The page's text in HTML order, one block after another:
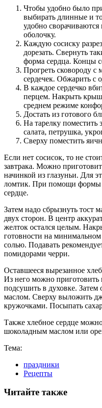
Чтобы удобно было
выбирать длинные и
удобно
оболочку.
Каждую сосиску
дорезать. Свернуть
форма сердца. Концы
Прогреть сковороду с
сердечек. Обжарить с
В каждое сердечко
перцем. Накрыть
среднем режиме
Достать из готового
На тарелку поместить
салата, петрушка,
Сверху поместить
Если нет сосисок, то не
завтрака. Можно
начинкой из глазуньи. Для
ломтик. При помощи формы
сердце.
Затем надо сбрызнуть тост
двух сторон. В центр
желток остался целым.
готовности на
солью. Подавать
помидорами черри.
Оставшееся вырезанное
Из него можно
подсушить в духовке. Затем
маслом. Сверху выложить
кружочками. Посыпать
Также хлебное сердце
шоколадным маслом или
Тема:
праздники
Рецепты
Читайте также